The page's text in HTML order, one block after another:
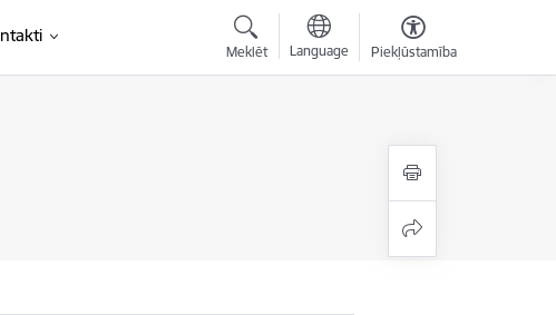
Meklēt Language Piekļūstamība